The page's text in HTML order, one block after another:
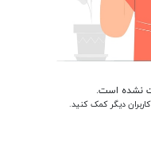
نشده است.
دیگر کمک کنید.